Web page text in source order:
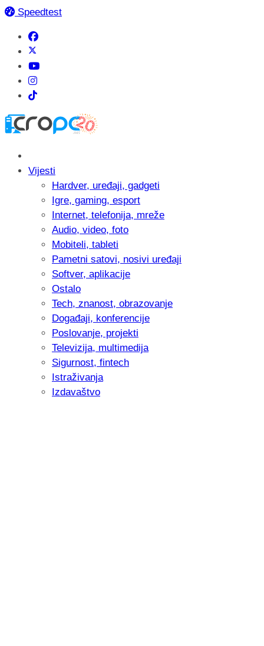
Speedtest
Vijesti
Hardver, uređaji, gadgeti
Igre, gaming, esport
Internet, telefonija, mreže
Audio, video, foto
Mobiteli, tableti
Pametni satovi, nosivi uređaji
Softver, aplikacije
Ostalo
Tech, znanost, obrazovanje
Događaji, konferencije
Poslovanje, projekti
Televizija, multimedija
Sigurnost, fintech
Istraživanja
Izdavaštvo